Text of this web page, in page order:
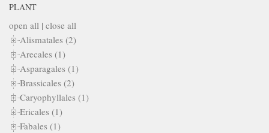
PLANT
open all | close all
Alismatales (2)
Arecales (1)
Asparagales (1)
Brassicales (2)
Caryophyllales (1)
Ericales (1)
Fabales (1)